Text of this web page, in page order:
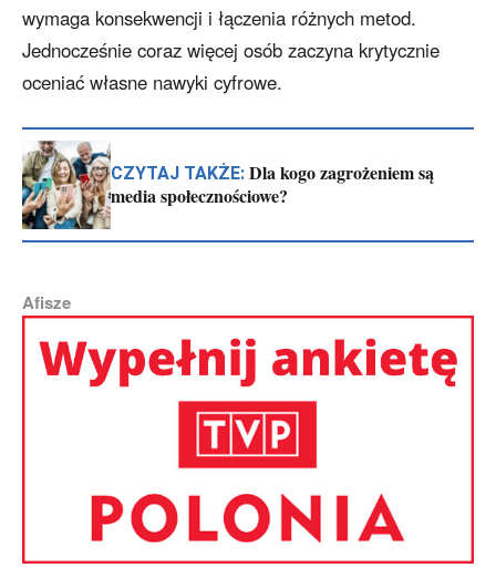
wymaga konsekwencji i łączenia różnych metod.
Jednocześnie coraz więcej osób zaczyna krytycznie
oceniać własne nawyki cyfrowe.
CZYTAJ TAKŻE: Dla kogo zagrożeniem są
media społecznościowe?
Afisze